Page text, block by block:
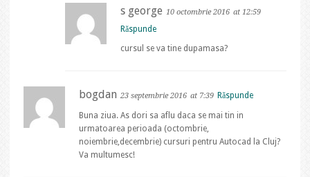
s george 10 octombrie 2016 at 12:59
Răspunde
cursul se va tine dupamasa?
bogdan 23 septembrie 2016 at 7:39 Răspunde
Buna ziua. As dori sa aflu daca se mai tin in
urmatoarea perioada (octombrie,
noiembrie,decembrie) cursuri pentru Autocad la Cluj?
Va multumesc!